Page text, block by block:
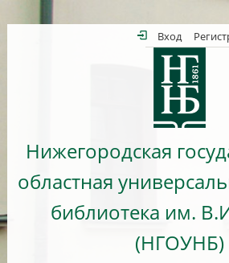
Вход
Нижегородская
областная
библиотека им.
(НГОУНБ)